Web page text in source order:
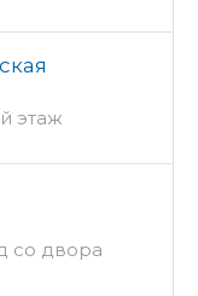
этаж
со двора